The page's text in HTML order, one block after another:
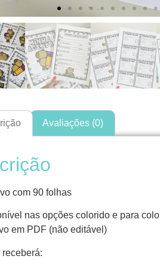
Avaliações (0)
com 90 folhas
nas opções colorido e para
em PDF (não editável)